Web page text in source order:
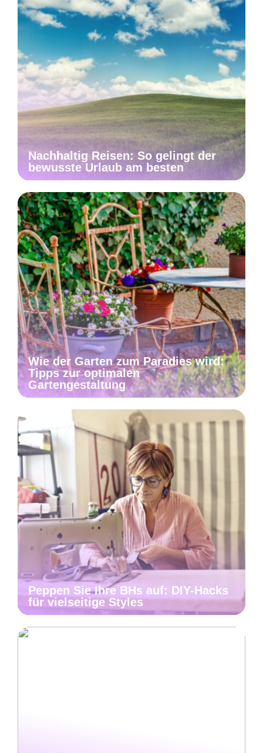
Nachhaltig Reisen: So gelingt der
bewusste Urlaub am besten
Wie der Garten zum Paradies wird:
Tipps zur optimalen
Gartengestaltung
Peppen Sie Ihre BHs auf: DIY-Hacks
für vielseitige Styles